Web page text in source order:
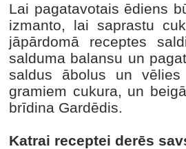
Lai pagatavotais ēdiens
izmanto, lai saprastu
jāpārdomā receptes
salduma balansu un
saldus ābolus un
gramiem cukura, un
brīdina Gardēdis.
Katrai receptei derēs